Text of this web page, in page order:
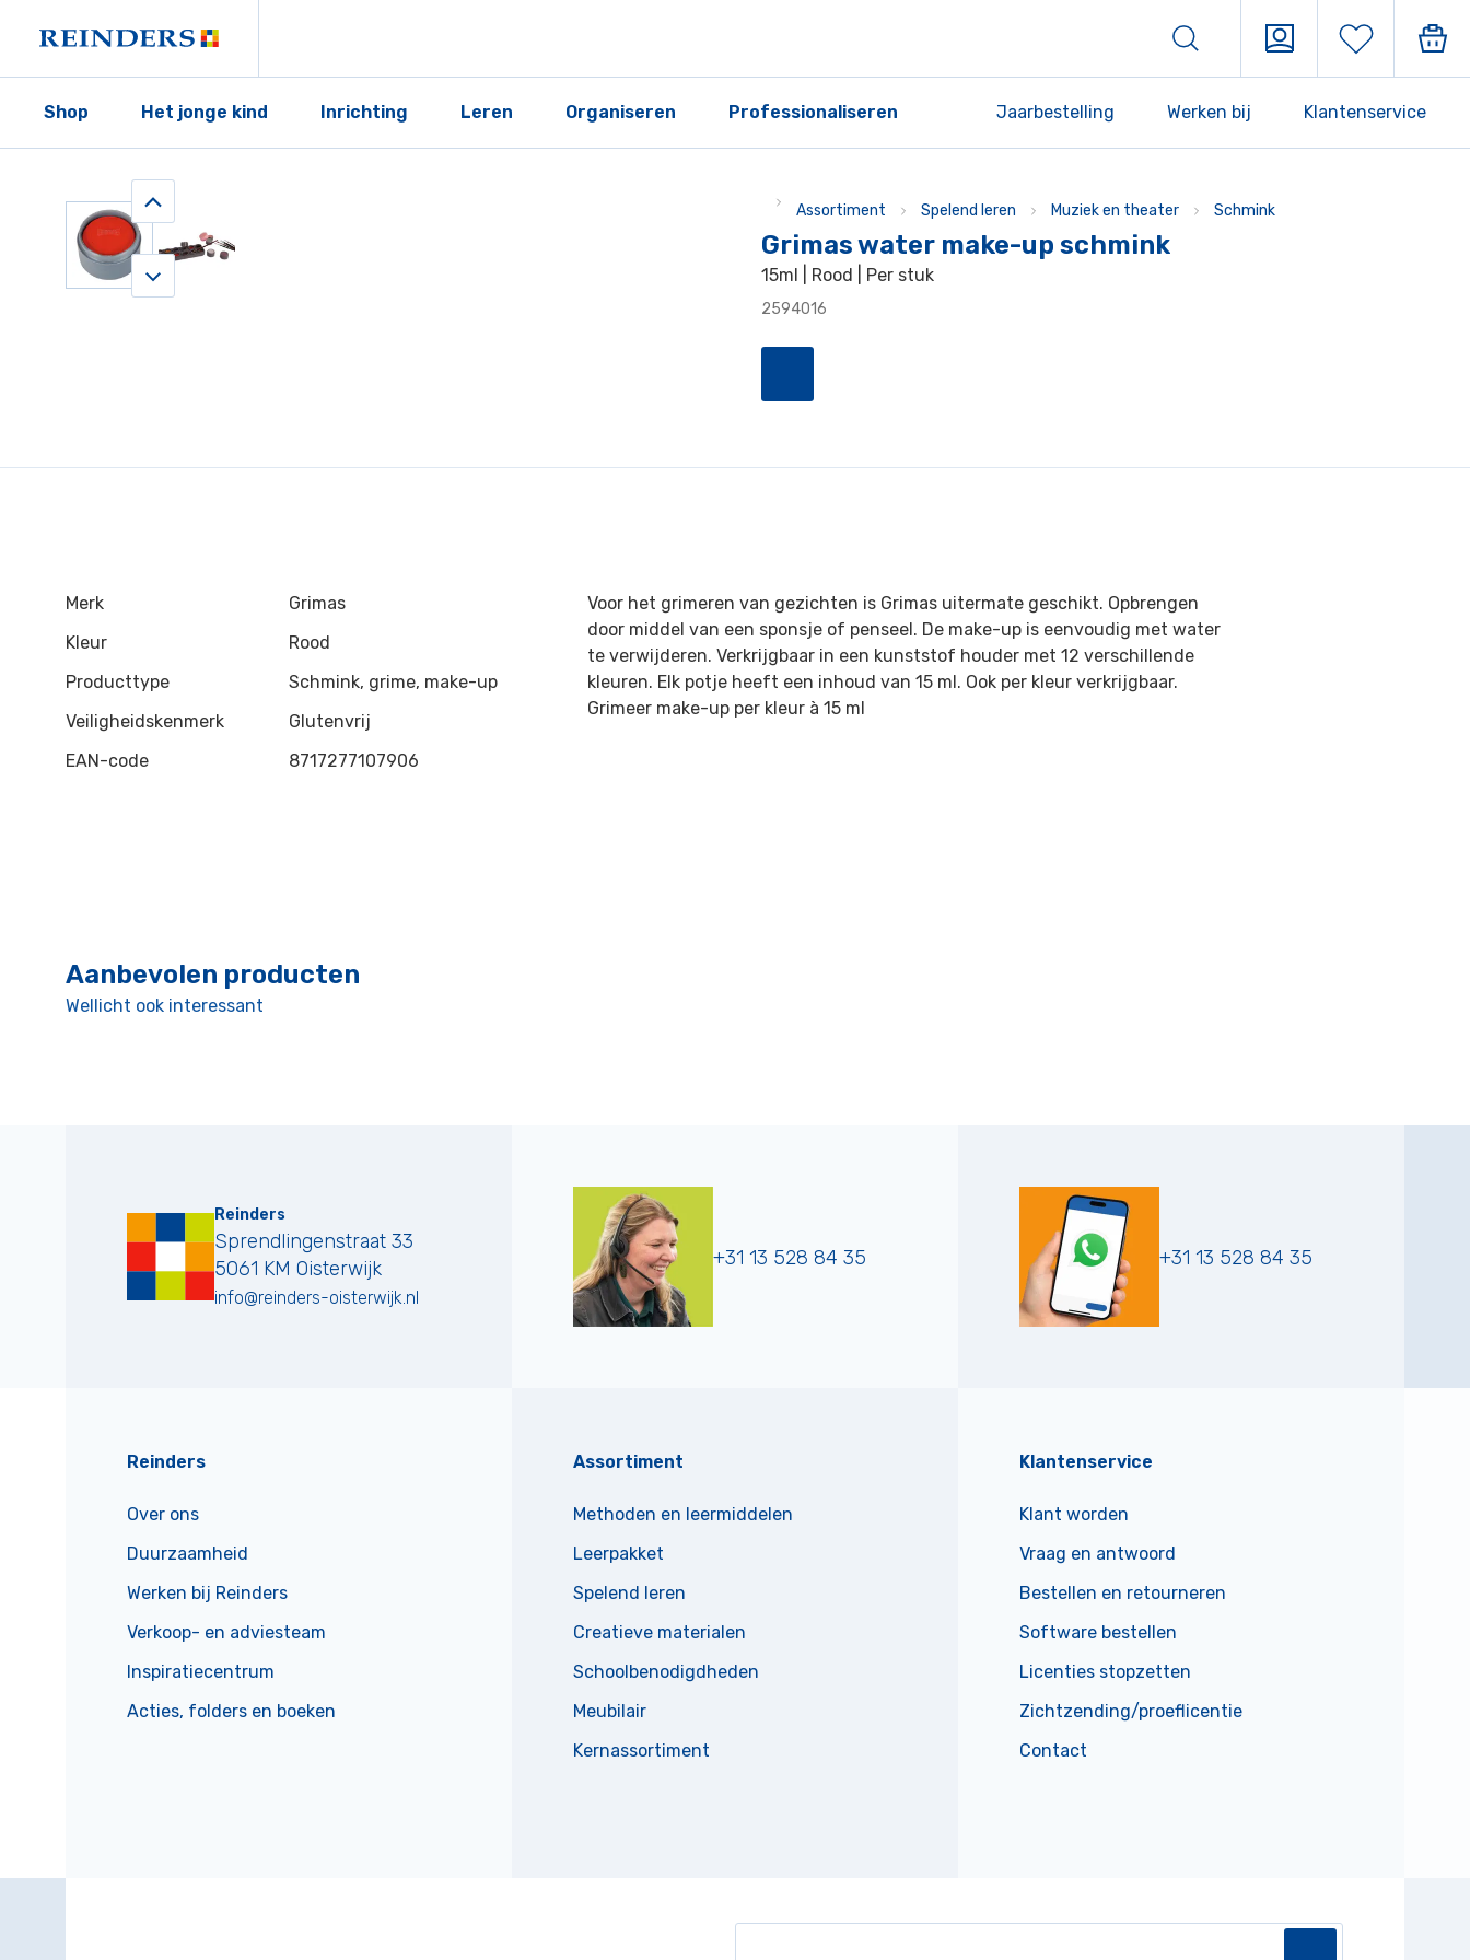
Shop Het jonge kind Inrichting Leren Organiseren Professionaliseren Jaarbestelling Werken bij Klantenservice
Assortiment Spelend leren Muziek en theater Schmink
Grimas water make-up schmink
15ml | Rood | Per stuk
2594016
Merk
Grimas
Kleur
Rood
Producttype
Schmink, grime, make-up
Veiligheidskenmerk
Glutenvrij
EAN-code
8717277107906
Voor het grimeren van gezichten is Grimas uitermate geschikt. Opbrengen
door middel van een sponsje of penseel. De make-up is eenvoudig met water
te verwijderen. Verkrijgbaar in een kunststof houder met 12 verschillende
kleuren. Elk potje heeft een inhoud van 15 ml. Ook per kleur verkrijgbaar.
Grimeer make-up per kleur à 15 ml
Aanbevolen producten
Wellicht ook interessant
Reinders
Sprendlingenstraat 33
5061 KM Oisterwijk
info@reinders-oisterwijk.nl
+31 13 528 84 35 +31 13 528 84 35
Reinders
Over ons
Duurzaamheid
Werken bij Reinders
Verkoop- en adviesteam
Inspiratiecentrum
Acties, folders en boeken
Assortiment
Methoden en leermiddelen
Leerpakket
Spelend leren
Creatieve materialen
Schoolbenodigdheden
Meubilair
Kernassortiment
Klantenservice
Klant worden
Vraag en antwoord
Bestellen en retourneren
Software bestellen
Licenties stopzetten
Zichtzending/proeflicentie
Contact